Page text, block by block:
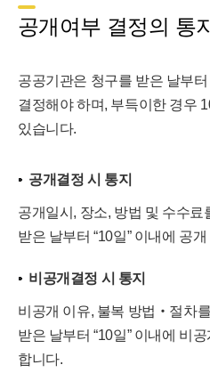
공개여부 결정의 통지
공공기관은 청구를 받은 날부
결정해야 하며, 부득이한 경우
있습니다.
공개결정 시 통지
공개일시, 장소, 방법 및 수수
받은 날부터 “10일” 이내에 공
비공개결정 시 통지
비공개 이유, 불복 방법‧절차
받은 날부터 “10일” 이내에 비
합니다.